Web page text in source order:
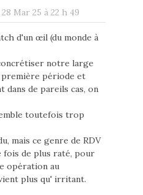
Mar 25 à 22 h 49
d'un œil (du monde à
notre large
période et
dans de pareils cas, on
toutefois trop
mais ce genre de RDV
fois de plus raté, pour
opération au
plus qu' irritant.